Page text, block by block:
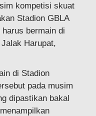
kompetisi skuat
Stadion GBLA
bermain di
Harupat,
di Stadion
pada musim
dipastikan bakal